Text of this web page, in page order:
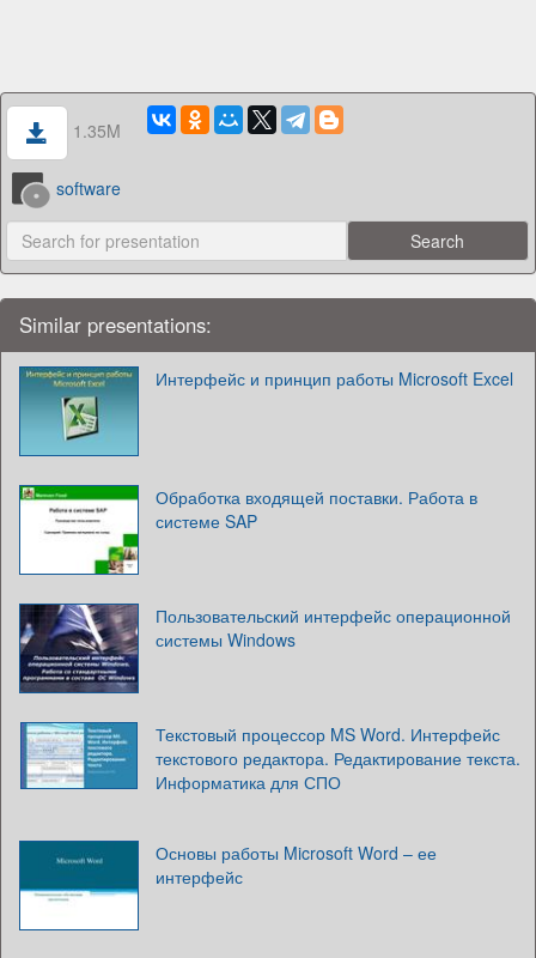
1.35M
software
Similar presentations:
Интерфейс и принцип работы Microsoft Excel
Обработка входящей поставки. Работа в
системе SAP
Пользовательский интерфейс операционной
системы Windows
Текстовый процессор MS Word. Интерфейс
текстового редактора. Редактирование текста.
Информатика для СПО
Основы работы Microsoft Word – ее
интерфейс